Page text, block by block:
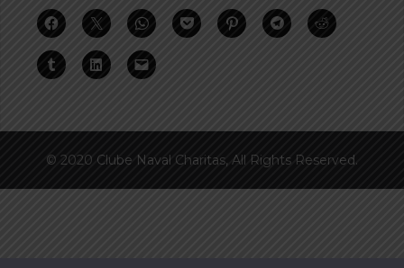
© 2020 Clube Naval Charitas, All Rights Reserved.